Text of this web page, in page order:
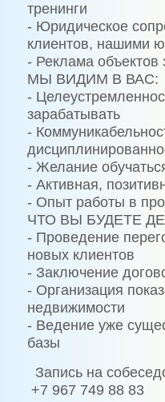
тренинги
- Юридическое
клиентов, нашими
- Реклама объектов
МЫ ВИДИМ В ВАС:
-
зарабатывать
-
- Желание
- Активная,
- Опыт работы в
ЧТО ВЫ БУДЕТЕ
- Проведение
новых клиентов
- Заключение
- Организация
недвижимости
- Ведение уже
базы
Запись на
+7 967 749 88 83